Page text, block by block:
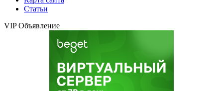
Статьи
VIP Объявление